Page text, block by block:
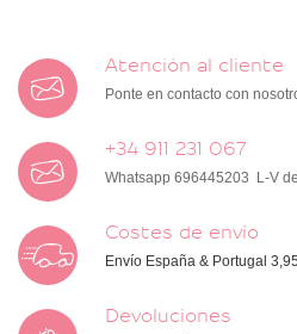
Atención al cliente
Ponte en contacto con
+34 911 231 067
Whatsapp 696445203 L-V
Costes de envío
Envío España & Portugal
Devoluciones